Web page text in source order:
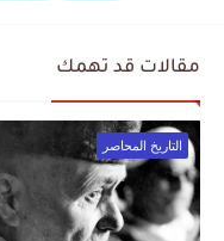
مقالات قد تهمك
التاريخ المحاصر